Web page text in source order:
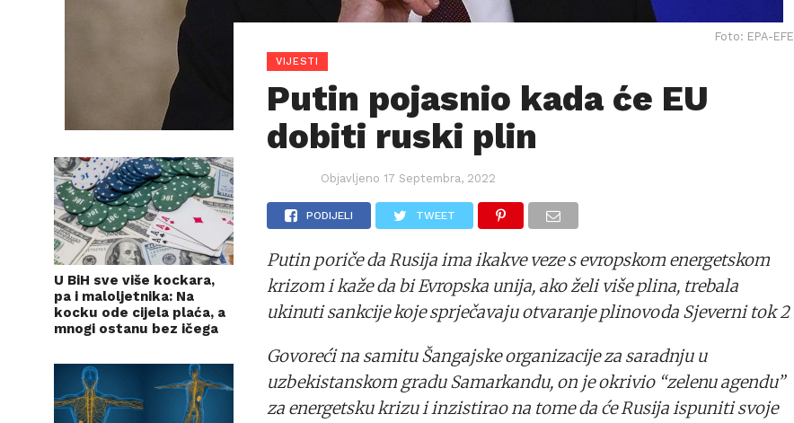
U BiH sve više kockara,
pa i maloljetnika: Na
kocku ode cijela plaća, a
mnogi ostanu bez ičega
Foto: EPA-EFE
VIJESTI
Putin pojasnio kada će EU
dobiti ruski plin
Objavljeno 17 Septembra, 2022
PODIJELI TWEET
Putin poriče da Rusija ima ikakve veze s evropskom energetskom
krizom i kaže da bi Evropska unija, ako želi više plina, trebala
ukinuti sankcije koje sprječavaju otvaranje plinovoda Sjeverni tok 2
Govoreći na samitu Šangajske organizacije za saradnju u
uzbekistanskom gradu Samarkandu, on je okrivio “zelenu agendu”
za energetsku krizu i inzistirao na tome da će Rusija ispuniti svoje